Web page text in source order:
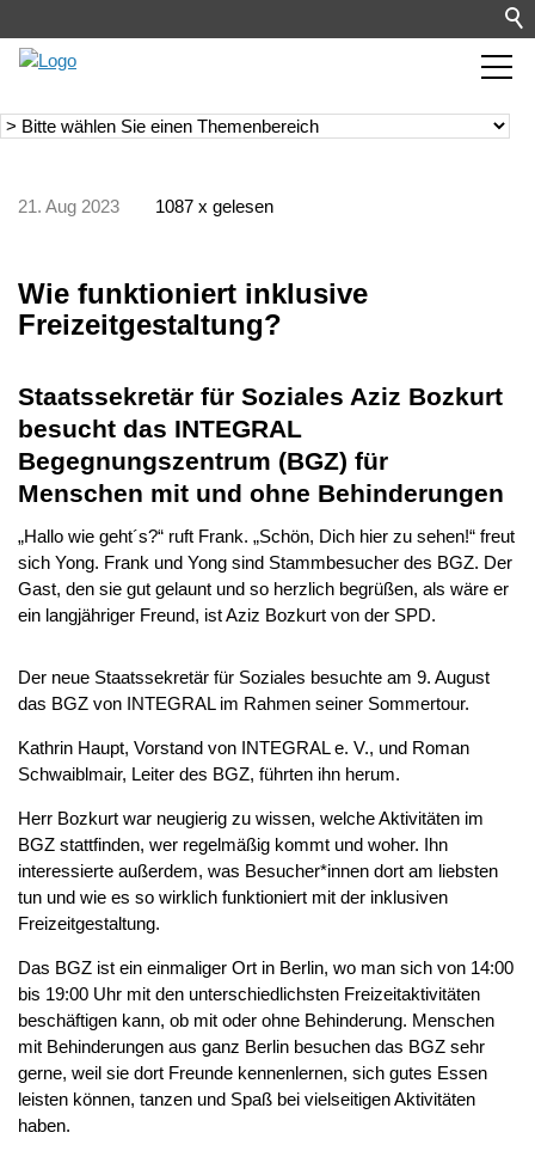
21. Aug 2023 1087 x gelesen
Wie funktioniert inklusive
Freizeitgestaltung?
Staatssekretär für Soziales Aziz Bozkurt
besucht das INTEGRAL
Begegnungszentrum (BGZ) für
Menschen mit und ohne Behinderungen
„Hallo wie geht´s?“ ruft Frank. „Schön, Dich hier zu sehen!“ freut
sich Yong. Frank und Yong sind Stammbesucher des BGZ. Der
Gast, den sie gut gelaunt und so herzlich begrüßen, als wäre er
ein langjähriger Freund, ist Aziz Bozkurt von der SPD.
Der neue Staatssekretär für Soziales besuchte am 9. August
das BGZ von INTEGRAL im Rahmen seiner Sommertour.
Kathrin Haupt, Vorstand von INTEGRAL e. V., und Roman
Schwaiblmair, Leiter des BGZ, führten ihn herum.
Herr Bozkurt war neugierig zu wissen, welche Aktivitäten im
BGZ stattfinden, wer regelmäßig kommt und woher. Ihn
interessierte außerdem, was Besucher*innen dort am liebsten
tun und wie es so wirklich funktioniert mit der inklusiven
Freizeitgestaltung.
Das BGZ ist ein einmaliger Ort in Berlin, wo man sich von 14:00
bis 19:00 Uhr mit den unterschiedlichsten Freizeitaktivitäten
beschäftigen kann, ob mit oder ohne Behinderung. Menschen
mit Behinderungen aus ganz Berlin besuchen das BGZ sehr
gerne, weil sie dort Freunde kennenlernen, sich gutes Essen
leisten können, tanzen und Spaß bei vielseitigen Aktivitäten
haben.